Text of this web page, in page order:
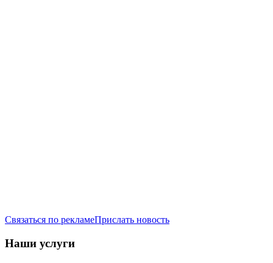
Связаться по рекламеПрислать новость
Наши услуги